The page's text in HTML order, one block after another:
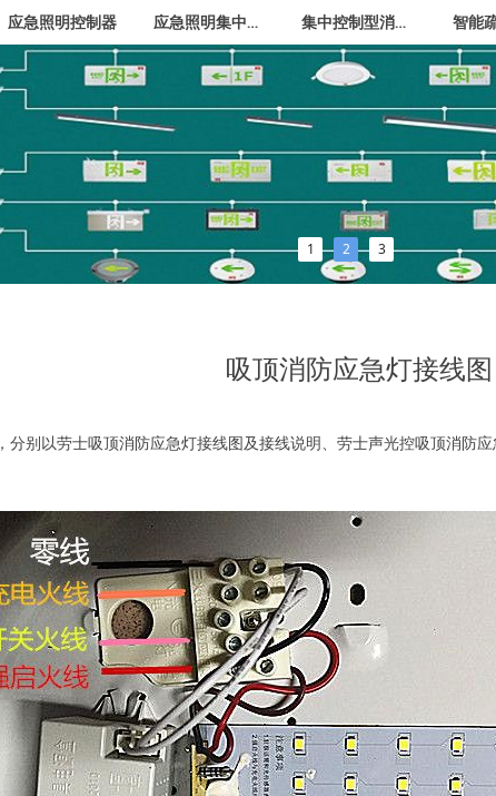
应急照明控制器 应急照明集中电源 集中控制型消防应急照明灯 智能
1 2 3
吸顶消防应急灯接线图
以劳士吸顶消防应急灯接线图及接线说明、劳士声光控吸顶消防应